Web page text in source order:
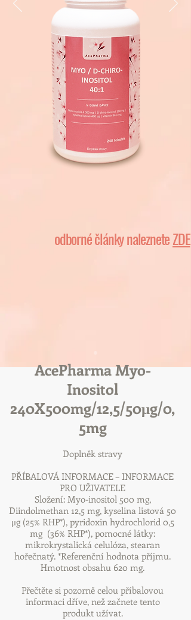
odborné články nalezneteZDE
AcePharma Myo-
Inositol
240X500mg/12,5/50μg/0,
5mg
Doplněk stravy
PŘÍBALOVÁ INFORMACE – INFORMACE
PRO UŽIVATELE
Složení: Myo-inositol 500 mg,
Diindolmethan 12,5 mg, kyselina listová 50
μg (25% RHP*), pyridoxin hydrochlorid 0,5
mg (36% RHP*), pomocné látky:
mikrokrystalická celulóza, stearan
hořečnatý. *Referenční hodnota příjmu.
Hmotnost obsahu 620 mg.
Přečtěte si pozorně celou příbalovou
informaci dříve, než začnete tento
produkt užívat.